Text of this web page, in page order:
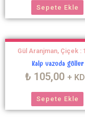
Sepete Ekle
Gül Aranjman, Çiçek :
Kalp vazoda güller
₺ 105,00 +
Sepete Ekle